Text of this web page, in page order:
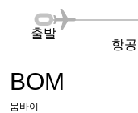
BOM
뭄바이
출발
항